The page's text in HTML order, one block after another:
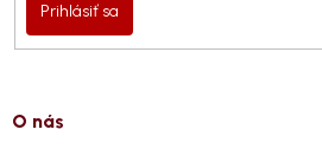
Prihlásiť sa
O nás